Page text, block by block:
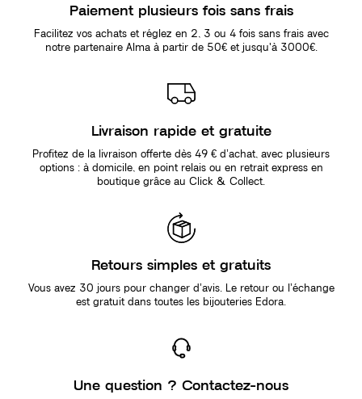
Paiement plusieurs fois sans frais
Facilitez vos achats et réglez en 2, 3 ou 4 fois sans frais avec
notre partenaire Alma à partir de 50€ et jusqu'à 3000€.
Livraison rapide et gratuite
Profitez de la livraison offerte dès 49 € d’achat, avec plusieurs
options : à domicile, en point relais ou en retrait express en
boutique grâce au Click & Collect.
Retours simples et gratuits
Vous avez 30 jours pour changer d’avis. Le retour ou l’échange
est gratuit dans toutes les bijouteries Edora.
Une question ? Contactez-nous